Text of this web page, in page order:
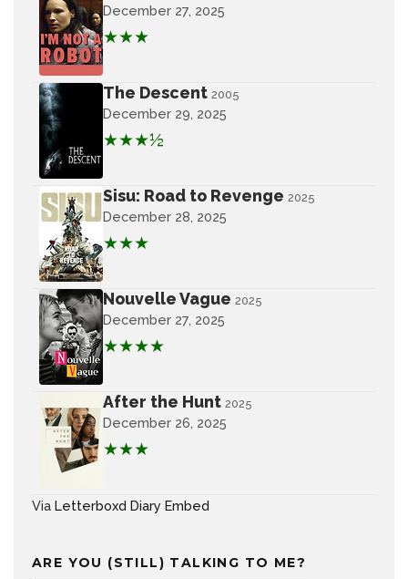
December 27, 2025
★★★
The Descent 2005
December 29, 2025
★★★½
Sisu: Road to Revenge 2025
December 28, 2025
★★★
Nouvelle Vague 2025
December 27, 2025
★★★★
After the Hunt 2025
December 26, 2025
★★★
Via Letterboxd Diary Embed
ARE YOU (STILL) TALKING TO ME?